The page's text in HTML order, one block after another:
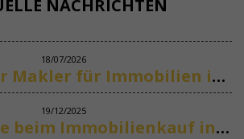
NACHRICHTEN
18/07/2026
Ihr deutscher Makler für Immobilien in Marbella
19/12/2025
Due Diligence beim Immobilienkauf in Spanien